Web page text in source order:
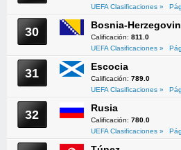
UEFA Clasificaciones »
30 Bosnia-
Calificación: 811.0
UEFA Clasificaciones »
31 Escocia
Calificación: 789.0
UEFA Clasificaciones »
32 Rusia
Calificación: 780.0
UEFA Clasificaciones »